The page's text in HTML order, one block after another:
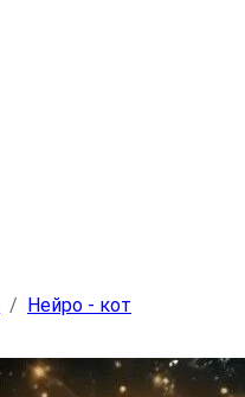
/ Нейро - кот